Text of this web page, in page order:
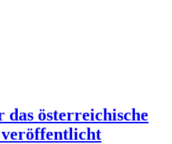
österreichische
veröffentlicht